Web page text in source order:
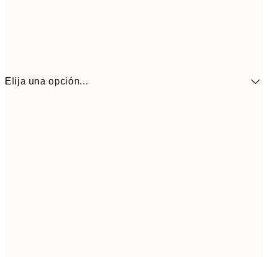
Elija una opción...